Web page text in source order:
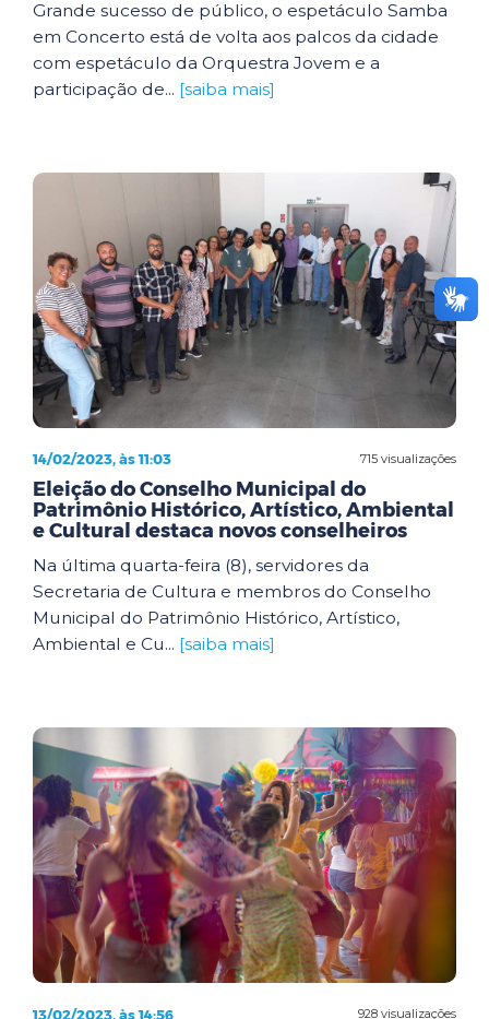
Grande sucesso de público, o espetáculo Samba
em Concerto está de volta aos palcos da cidade
com espetáculo da Orquestra Jovem e a
participação de... [saiba mais]
715 visualizações
14/02/2023, às 11:03
Eleição do Conselho Municipal do
Patrimônio Histórico, Artístico, Ambiental
e Cultural destaca novos conselheiros
Na última quarta-feira (8), servidores da
Secretaria de Cultura e membros do Conselho
Municipal do Patrimônio Histórico, Artístico,
Ambiental e Cu... [saiba mais]
928 visualizações
13/02/2023, às 14:56